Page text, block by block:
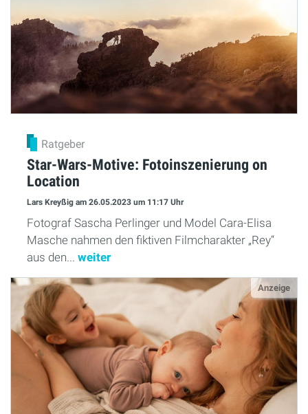
Ratgeber
Star-Wars-Motive: Fotoinszenierung on
Location
Lars Kreyßig am 26.05.2023 um 11:17 Uhr
Fotograf Sascha Perlinger und Model Cara-Elisa
Masche nahmen den fiktiven Filmcharakter „Rey“
aus den... weiter
Anzeige